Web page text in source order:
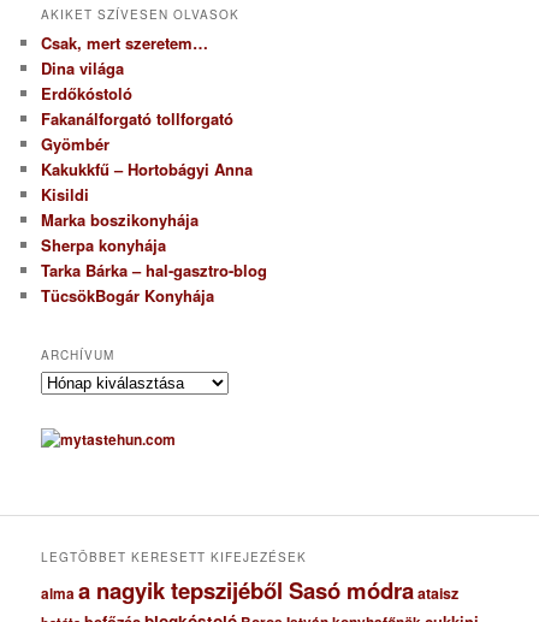
AKIKET SZÍVESEN OLVASOK
Csak, mert szeretem…
Dina világa
Erdőkóstoló
Fakanálforgató tollforgató
Gyömbér
Kakukkfű – Hortobágyi Anna
Kisildi
Marka boszikonyhája
Sherpa konyhája
Tarka Bárka – hal-gasztro-blog
TücsökBogár Konyhája
ARCHÍVUM
A
c
h
u
LEGTÖBBET KERESETT KIFEJEZÉSEK
almaa nagyik tepszijéből Sasó módraataisz